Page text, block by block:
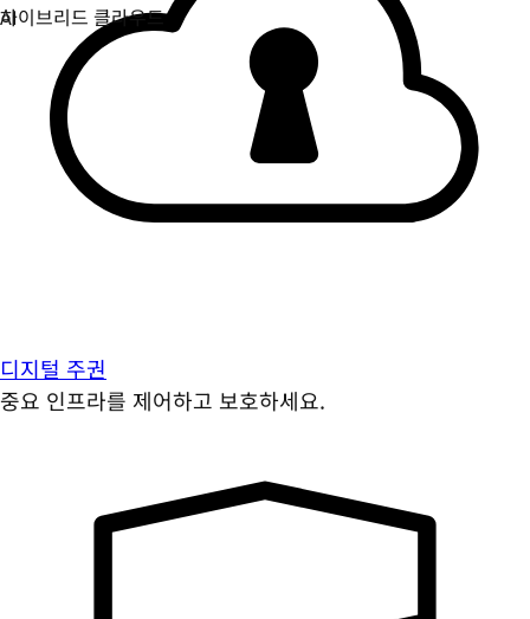
디지털 주권
중요 인프라를 제어하고 보호하세요.